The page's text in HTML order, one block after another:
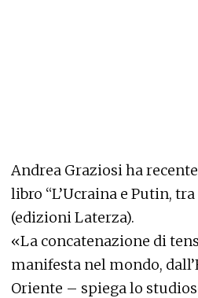
Andrea Graziosi ha
libro “L’Ucraina e Putin,
(edizioni Laterza).
«La concatenazione di
manifesta nel mondo,
Oriente – spiega lo